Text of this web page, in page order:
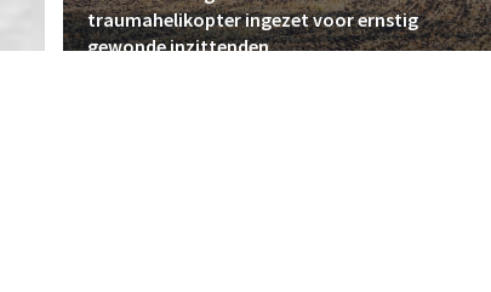
traumahelikopter ingezet voor ernstig
gewonde inzittenden